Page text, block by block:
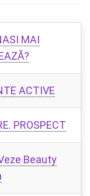
MAI
ACTIVE
PROSPECT
Beauty